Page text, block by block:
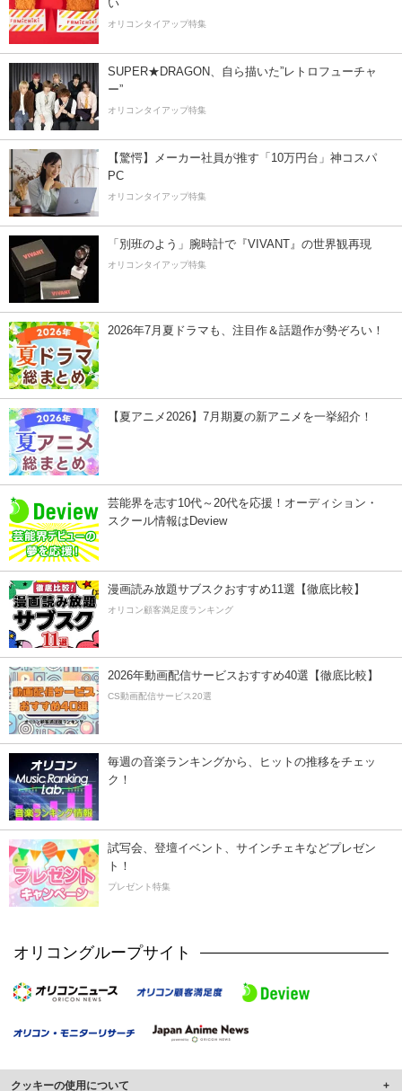
い
オリコンタイアップ特集
SUPER★DRAGON、自ら描いた”レトロフューチャ
ー”
オリコンタイアップ特集
【驚愕】メーカー社員が推す「10万円台」神コスパ
PC
オリコンタイアップ特集
「別班のよう」腕時計で『VIVANT』の世界観再現
オリコンタイアップ特集
2026年7月夏ドラマも、注目作＆話題作が勢ぞろい！
【夏アニメ2026】7月期夏の新アニメを一挙紹介！
芸能界を志す10代～20代を応援！オーディション・
スクール情報はDeview
漫画読み放題サブスクおすすめ11選【徹底比較】
オリコン顧客満足度ランキング
2026年動画配信サービスおすすめ40選【徹底比較】
CS動画配信サービス20選
毎週の音楽ランキングから、ヒットの推移をチェッ
ク！
試写会、登壇イベント、サインチェキなどプレゼン
ト！
プレゼント特集
オリコングループサイト
クッキーの使用について